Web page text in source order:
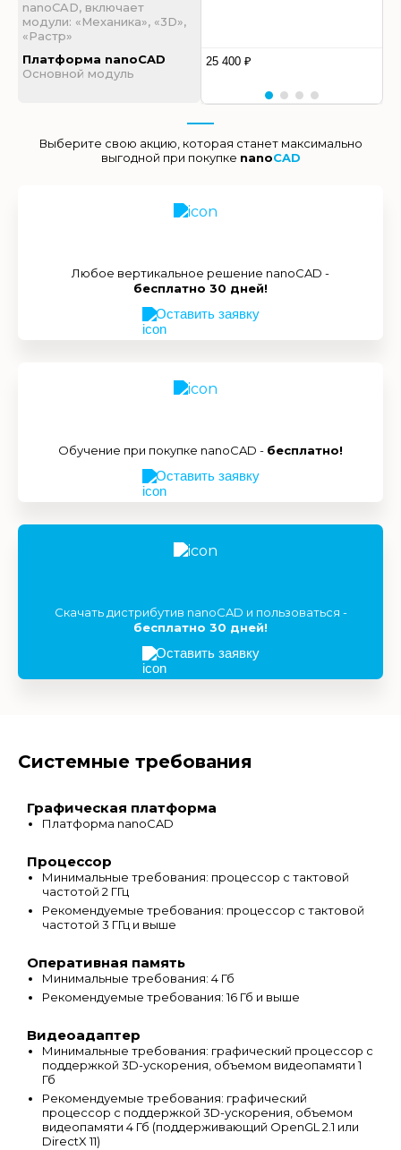
nanoCAD, включает
модули: «Механика», «3D»,
«Растр»
Платформа nanoCAD
Основной модуль
25 400 ₽
Выберите свою акцию, которая станет максимально
выгодной при покупке nanoCAD
Любое вертикальное решение nanoCAD -
бесплатно 30 дней!
Оставить заявку
Обучение при покупке nanoCAD - бесплатно!
Оставить заявку
Скачать дистрибутив nanoCAD и пользоваться -
бесплатно 30 дней!
Оставить заявку
Системные требования
Графическая платформа
Платформа nanoCAD
Процессор
Минимальные требования: процессор с тактовой
частотой 2 ГГц
Рекомендуемые требования: процессор с тактовой
частотой 3 ГГц и выше
Оперативная память
Минимальные требования: 4 Гб
Рекомендуемые требования: 16 Гб и выше
Видеоадаптер
Минимальные требования: графический процессор с
поддержкой 3D-ускорения, объемом видеопамяти 1
Гб
Рекомендуемые требования: графический
процессор с поддержкой 3D-ускорения, объемом
видеопамяти 4 Гб (поддерживающий OpenGL 2.1 или
DirectX 11)